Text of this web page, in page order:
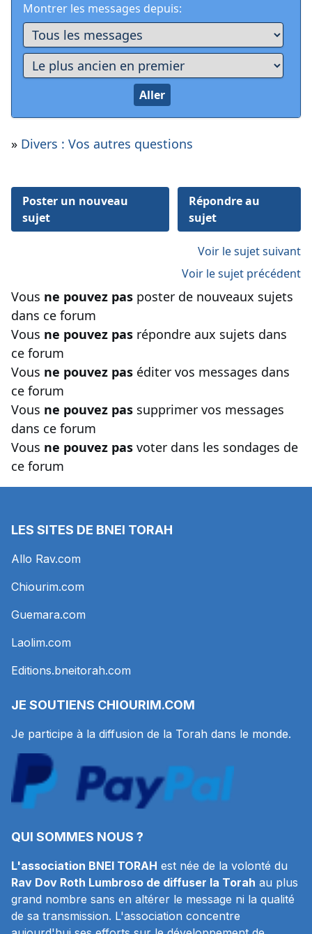
Montrer les messages depuis:
» Divers : Vos autres questions
Poster un nouveau
sujet
Répondre au
sujet
Voir le sujet suivant
Voir le sujet précédent
Vous ne pouvez pas poster de nouveaux sujets
dans ce forum
Vous ne pouvez pas répondre aux sujets dans
ce forum
Vous ne pouvez pas éditer vos messages dans
ce forum
Vous ne pouvez pas supprimer vos messages
dans ce forum
Vous ne pouvez pas voter dans les sondages de
ce forum
LES SITES DE BNEI TORAH
Allo Rav.com
Chiourim.com
Guemara.com
Laolim.com
Editions.bneitorah.com
JE SOUTIENS CHIOURIM.COM
Je participe à la diffusion de la Torah dans le monde.
QUI SOMMES NOUS ?
L'association BNEI TORAH est née de la volonté du
Rav Dov Roth Lumbroso de diffuser la Torah au plus
grand nombre sans en altérer le message ni la qualité
de sa transmission. L'association concentre